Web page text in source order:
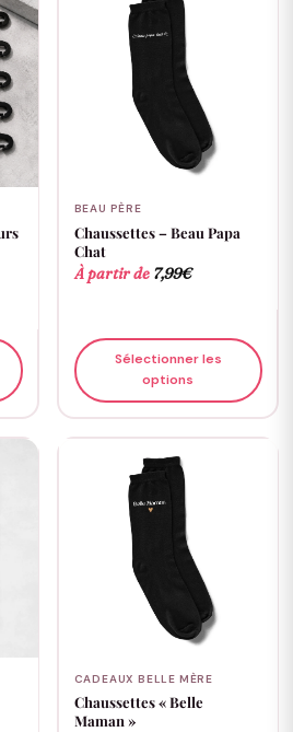
BEAU PÈRE
Chaussettes – Beau Papa
Chat
À partir de 7,99€
Sélectionner les
options
CADEAUX BELLE MÈRE
Chaussettes « Belle
Maman »